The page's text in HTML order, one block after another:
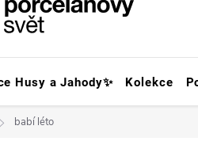
Husy a Jahody✨ Kolekce
babí léto